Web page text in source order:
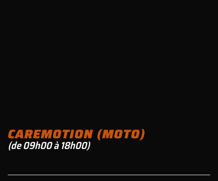
CAREMOTION (MOTO)
(de 09h00 à 18h00)